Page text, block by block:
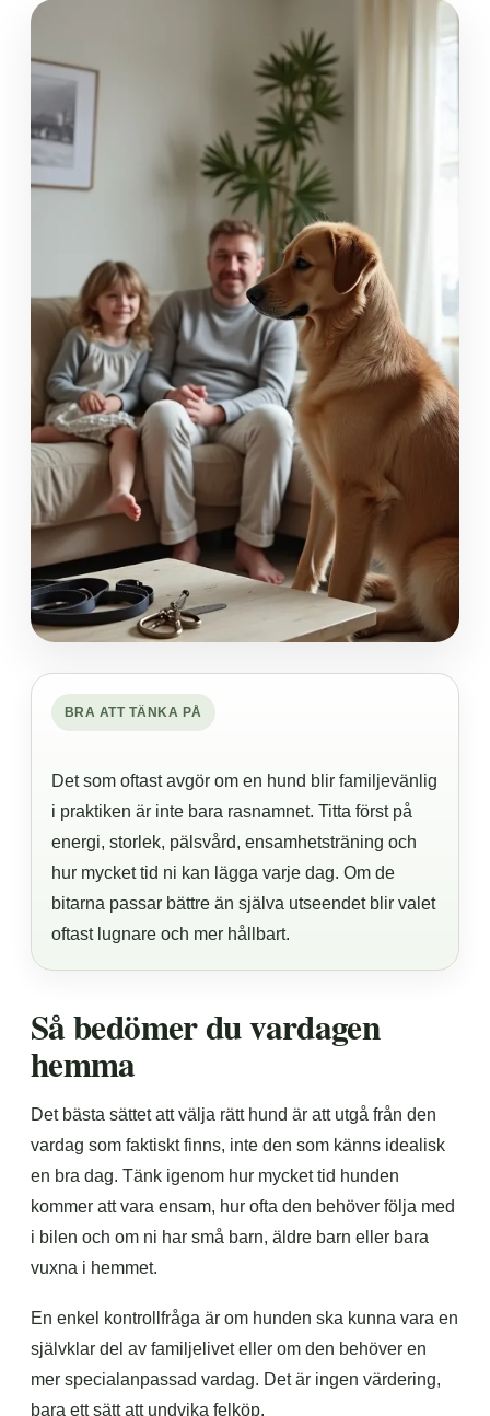
BRA ATT TÄNKA PÅ
Det som oftast avgör om en hund blir familjevänlig
i praktiken är inte bara rasnamnet. Titta först på
energi, storlek, pälsvård, ensamhetsträning och
hur mycket tid ni kan lägga varje dag. Om de
bitarna passar bättre än själva utseendet blir valet
oftast lugnare och mer hållbart.
Så bedömer du vardagen
hemma
Det bästa sättet att välja rätt hund är att utgå från den
vardag som faktiskt finns, inte den som känns idealisk
en bra dag. Tänk igenom hur mycket tid hunden
kommer att vara ensam, hur ofta den behöver följa med
i bilen och om ni har små barn, äldre barn eller bara
vuxna i hemmet.
En enkel kontrollfråga är om hunden ska kunna vara en
självklar del av familjelivet eller om den behöver en
mer specialanpassad vardag. Det är ingen värdering,
bara ett sätt att undvika felköp.